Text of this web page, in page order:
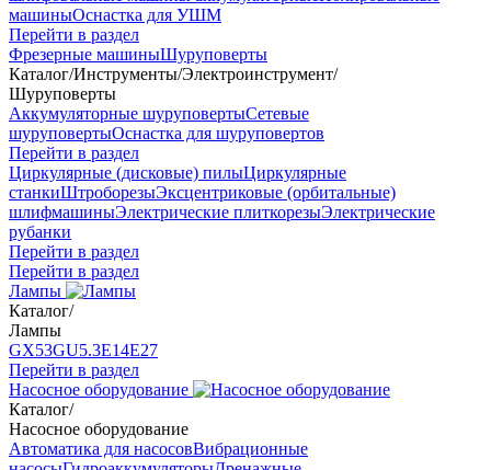
машиныОснастка для УШМ
Перейти в раздел
Фрезерные машиныШуруповерты
Каталог/Инструменты/Электроинструмент/
Шуруповерты
Аккумуляторные шуруповертыСетевые
шуруповертыОснастка для шуруповертов
Перейти в раздел
Циркулярные (дисковые) пилыЦиркулярные
станкиШтроборезыЭксцентриковые (орбитальные)
шлифмашиныЭлектрические плиткорезыЭлектрические
рубанки
Перейти в раздел
Перейти в раздел
Лампы
Каталог/
Лампы
GX53GU5.3Е14Е27
Перейти в раздел
Насосное оборудование
Каталог/
Насосное оборудование
Автоматика для насосовВибрационные